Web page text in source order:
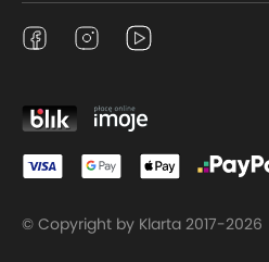
© Copyright by Klarta 2017-2026